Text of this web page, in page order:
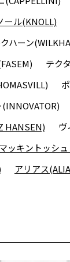
ール(KNOLL)
ハーン
テク
HANSEN)
ヴ
マッキントッシ
アリアス